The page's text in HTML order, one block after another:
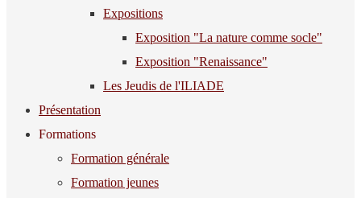
Expositions
Exposition "La nature comme socle"
Exposition "Renaissance"
Les Jeudis de l'ILIADE
Présentation
Formations
Formation générale
Formation jeunes